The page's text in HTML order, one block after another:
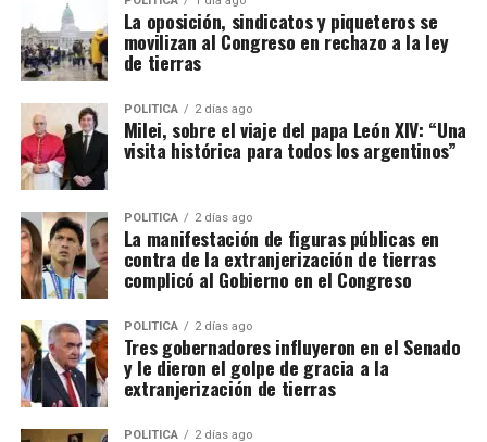
La oposición, sindicatos y piqueteros se
movilizan al Congreso en rechazo a la ley
de tierras
POLITICA 2 días ago
Milei, sobre el viaje del papa León XIV: “Una
visita histórica para todos los argentinos”
POLITICA 2 días ago
La manifestación de figuras públicas en
contra de la extranjerización de tierras
complicó al Gobierno en el Congreso
POLITICA 2 días ago
Tres gobernadores influyeron en el Senado
y le dieron el golpe de gracia a la
extranjerización de tierras
POLITICA 2 días ago